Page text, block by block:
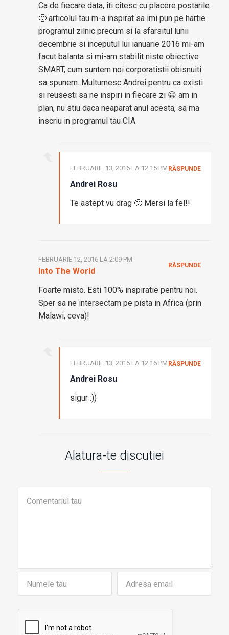
Ca de fiecare data, iti citesc cu placere postarile
🙂 articolul tau m-a inspirat sa imi pun pe hartie
programul zilnic precum si la sfarsitul lunii
decembrie si inceputul lui ianuarie 2016 mi-am
facut balanta si mi-am stabilit niste obiective
SMART, cum suntem noi corporatistii obisnuiti
sa spunem. Multumesc Andrei pentru ca existi
si reusesti sa ne inspiri in fiecare zi 😀 am in
plan, nu stiu daca neaparat anul acesta, sa ma
inscriu in programul tau CIA
Andrei Rosu
FEBRUARIE 13, 2016 LA 12:15 PM
Te astept vu drag 🙂 Mersi la fel!!
RĂSPUNDE
Into The World
FEBRUARIE 12, 2016 LA 2:09 PM
Foarte misto. Esti 100% inspiratie pentru noi.
Sper sa ne intersectam pe pista in Africa (prin
Malawi, ceva)!
RĂSPUNDE
Andrei Rosu
FEBRUARIE 13, 2016 LA 12:16 PM
sigur :))
RĂSPUNDE
Alatura-te discutiei